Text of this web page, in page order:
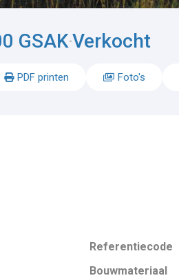
GSAK-Verkocht
PDF printen Foto's
Referentiecode
Bouwmateriaal